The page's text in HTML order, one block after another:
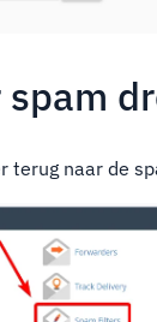
terug naar de